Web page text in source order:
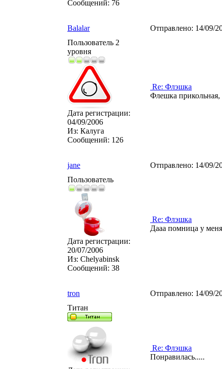
Сообщений: 76
Balalar Отправлено: 14/09/
Пользователь 2
уровня
Дата регистрации:
04/09/2006
Из: Калуга
Сообщений: 126
Re: Флэшка
Флешка прикольная,
jаne Отправлено: 14/09/
Пользователь
Дата регистрации:
20/07/2006
Из: Chelyabinsk
Сообщений: 38
Re: Флэшка
Дааа помница у
tron Отправлено: 14/09/
Титан
Re: Флэшка
Понравилась.....